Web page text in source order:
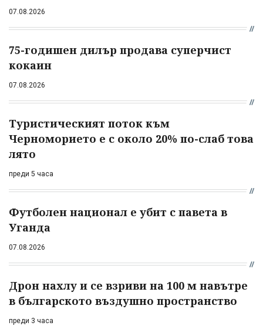
07.08.2026
75-годишен дилър продава суперчист
кокаин
07.08.2026
Туристическият поток към
Черноморието е с около 20% по-слаб това
лято
преди 5 часа
Футболен национал е убит с павета в
Уганда
07.08.2026
Дрон нахлу и се взриви на 100 м навътре
в българското въздушно пространство
преди 3 часа